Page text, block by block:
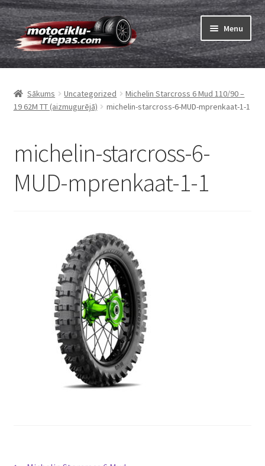
Skip
to
navigation
Skip
to
content
Menu
Riepas
Expand
menu
Kameras
Expand
child
Viss par riepām
Tests
Sākums Uncategorized
Michelin Starcross 6 Mud 110/90 –
19 62M TT (aizmugurējā)
michelin-starcross-6-MUD-mprenkaat-1-1
michelin-starcross-6-
MUD-mprenkaat-1-1